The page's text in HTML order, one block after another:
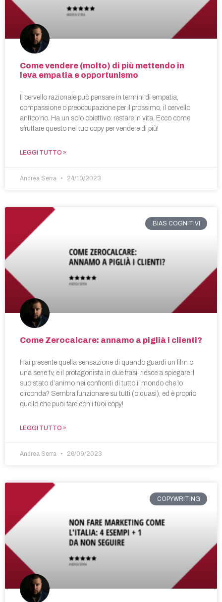
Come vendere (molto) di più mettendo in
leva empatia e opportunismo
Il cervello razionale può pensare in termini di empatia,
compassione o preoccupazione per il prossimo, il cervello
antico no. Ha un solo obiettivo: restare in vita. Ecco come
sfruttare questo nel tuo copy per vendere di più!
LEGGI TUTTO »
Andrea Serra 24/10/2023
BIAS COGNITIVI
Come Zerocalcare: annamo a piglià i clienti?
Hai presente quella sensazione di quando guardi un film o
una serie tv, e il protagonista in due frasi, riesce a spiegare il
suo stato d’animo nei confronti di tutto il mondo che lo
circonda? Sembra funzionare su tutti (o quasi), ed è proprio
quello che puoi fare con i tuoi copy!
LEGGI TUTTO »
Andrea Serra 26/09/2023
COPYWRITING